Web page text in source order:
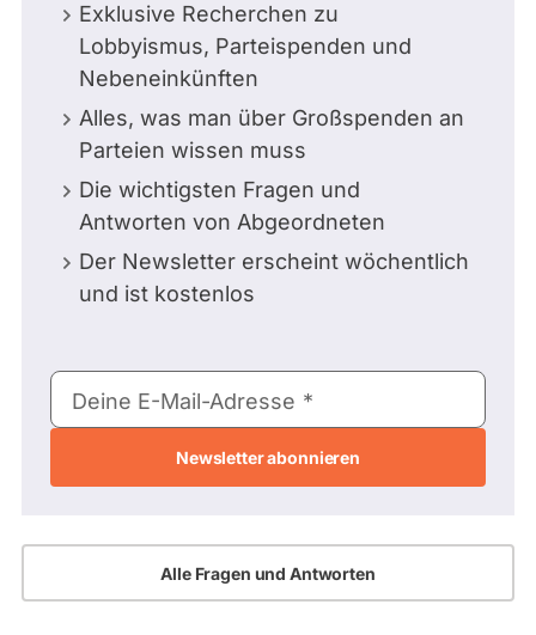
Exklusive Recherchen zu
Lobbyismus, Parteispenden und
Nebeneinkünften
Alles, was man über Großspenden an
Parteien wissen muss
Die wichtigsten Fragen und
Antworten von Abgeordneten
Der Newsletter erscheint wöchentlich
und ist kostenlos
E-
Mail-
Deine E-Mail-Adresse
Alle Fragen und Antworten